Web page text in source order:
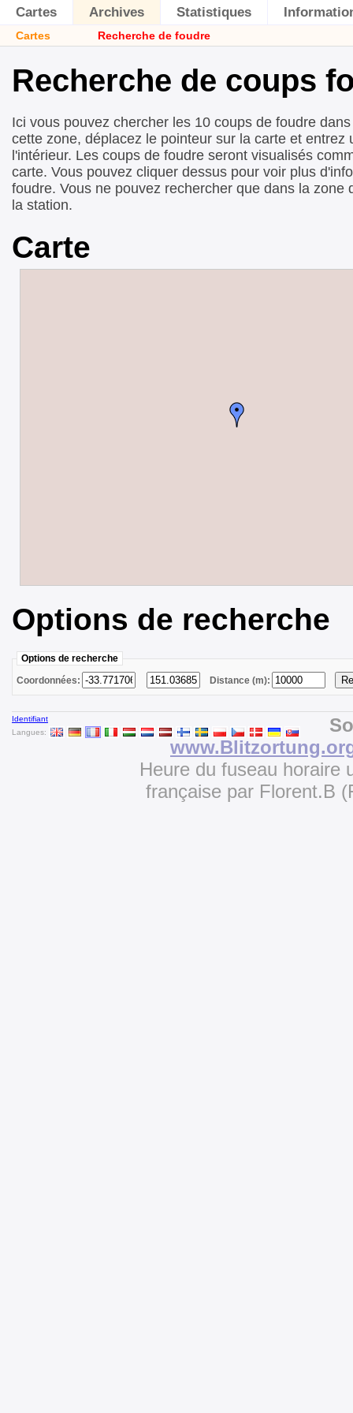
Cartes Archives Statistiques
Cartes Recherche de foudre
Recherche de coups
Ici vous pouvez chercher les 10 coups de foudre
cette zone, déplacez le pointeur sur la carte et entrez
l'intérieur. Les coups de foudre seront visualisés
carte. Vous pouvez cliquer dessus pour voir plus
foudre. Vous ne pouvez rechercher que dans la zone
la station.
Carte
Options de recherche
Options de recherche
Coordonnées:
Distance (m):
Identifiant
Langues:
Heure du fuseau horaire
française par Florent.B